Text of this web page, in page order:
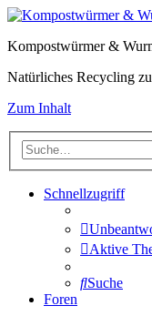
Kompostwürmer &
Natürliches Recycling
Zum Inhalt
Schnellzugriff
Aktive
Suche
Foren